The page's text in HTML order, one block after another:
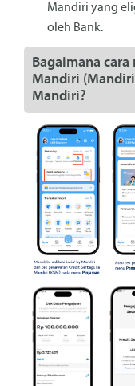
Mandiri yang
oleh Bank.
Bagaimana
Mandiri
Mandiri?